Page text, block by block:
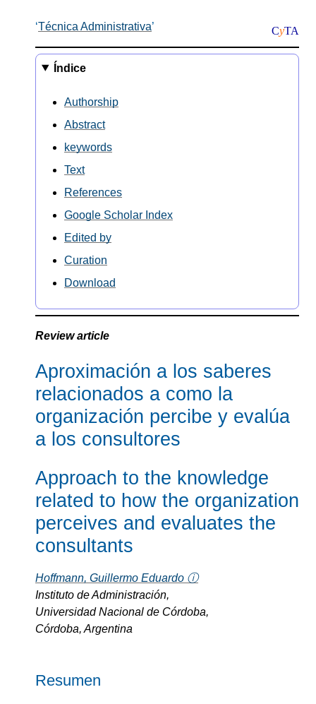
CyTA
Técnica Administrativa
Índice
Authorship
Abstract
keywords
Text
References
Google Scholar Index
Edited by
Curation
Download
Review article
Aproximación a los saberes
relacionados a como la
organización percibe y evalúa
a los consultores
Approach to the knowledge
related to how the organization
perceives and evaluates the
consultants
Hoffmann, Guillermo Eduardo ⓘ
Instituto de Administración,
Universidad Nacional de Córdoba,
Córdoba, Argentina
Resumen